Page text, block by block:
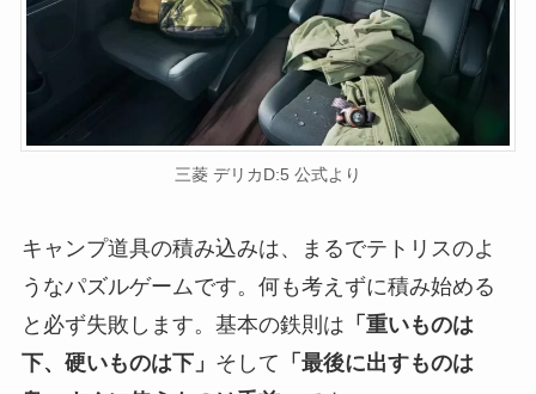
三菱 デリカD:5 公式より
キャンプ道具の積み込みは、まるでテトリスのよ
うなパズルゲームです。何も考えずに積み始める
と必ず失敗します。基本の鉄則は 「重いものは
下、硬いものは下」 そして 「最後に出すものは